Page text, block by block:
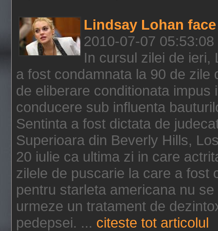
Lindsay Lohan
2010-07-07 05:53:08
In cursul zilei de ieri,
a fost condamnata la 90 de
de eliberare conditionata
conducere sub influenta
Sentinta a fost dictata de
Superioara din Beverly Hills,
20 iulie ca ultima zi in care
zilele de puscarie la care a fost
pentru starleta americana nu
urmeze un tratament de
pedepsei. ... citeste tot articolul